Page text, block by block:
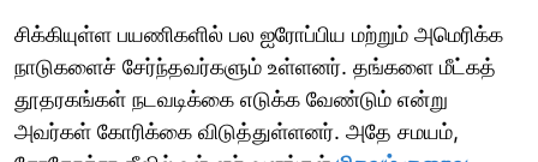
சிக்கியுள்ள பயணிகளில் பல ஐரோப்பிய மற்றும் அமெரிக்க
நாடுகளைச் சேர்ந்தவர்களும் உள்ளனர். தங்களை மீட்கத்
தூதரகங்கள் நடவடிக்கை எடுக்க வேண்டும் என்று
அவர்கள் கோரிக்கை விடுத்துள்ளனர். அதே சமயம்,